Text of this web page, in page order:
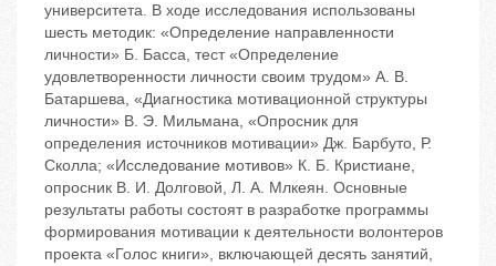
университета. В ходе исследования использованы
шесть методик: «Определение направленности
личности» Б. Басса, тест «Определение
удовлетворенности личности своим трудом» А. В.
Батаршева, «Диагностика мотивационной структуры
личности» В. Э. Мильмана, «Опросник для
определения источников мотивации» Дж. Барбуто, Р.
Сколла; «Исследование мотивов» К. Б. Кристиане,
опросник В. И. Долговой, Л. А. Млкеян. Основные
результаты работы состоят в разработке программы
формирования мотивации к деятельности волонтеров
проекта «Голос книги», включающей десять занятий,